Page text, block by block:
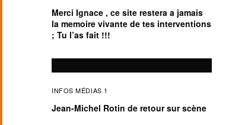
Merci Ignace , ce site restera a jamais
la memoire vivante de tes interventions
; Tu l’as fait !!!
INFOS MÉDIAS 1
Jean-Michel Rotin de retour sur scène